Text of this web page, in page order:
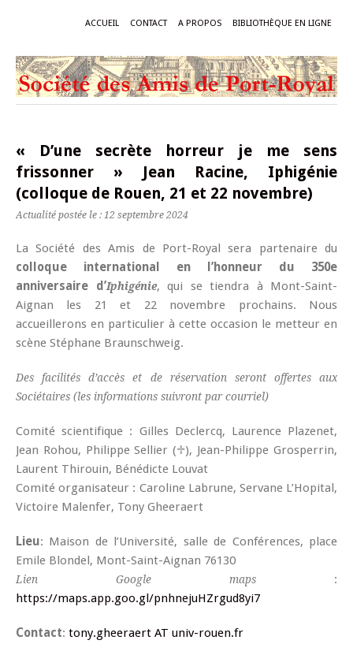
ACCUEIL CONTACT A PROPOS BIBLIOTHÈQUE EN LIGNE
« D’une secrète horreur je me sens
frissonner » Jean Racine, Iphigénie
(colloque de Rouen, 21 et 22 novembre)
Actualité postée le : 12 septembre 2024
La Société des Amis de Port-Royal sera partenaire du
colloque international en l’honneur du 350e
anniversaire d’Iphigénie, qui se tiendra à Mont-Saint-
Aignan les 21 et 22 novembre prochains. Nous
accueillerons en particulier à cette occasion le metteur en
scène Stéphane Braunschweig.
Des facilités d’accès et de réservation seront offertes aux
Sociétaires (les informations suivront par courriel)
Comité scientifique : Gilles Declercq, Laurence Plazenet,
Jean Rohou, Philippe Sellier (♱), Jean-Philippe Grosperrin,
Laurent Thirouin, Bénédicte Louvat
Comité organisateur : Caroline Labrune, Servane L’Hopital,
Victoire Malenfer, Tony Gheeraert
Lieu: Maison de l’Université, salle de Conférences, place
Emile Blondel, Mont-Saint-Aignan 76130
Lien Google maps :
https://maps.app.goo.gl/pnhnejuHZrgud8yi7
Contact: tony.gheeraert AT univ-rouen.fr